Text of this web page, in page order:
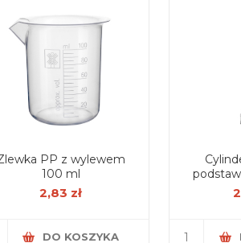
PP z wylewem
100 ml
2,83 zł
DO KOSZYKA